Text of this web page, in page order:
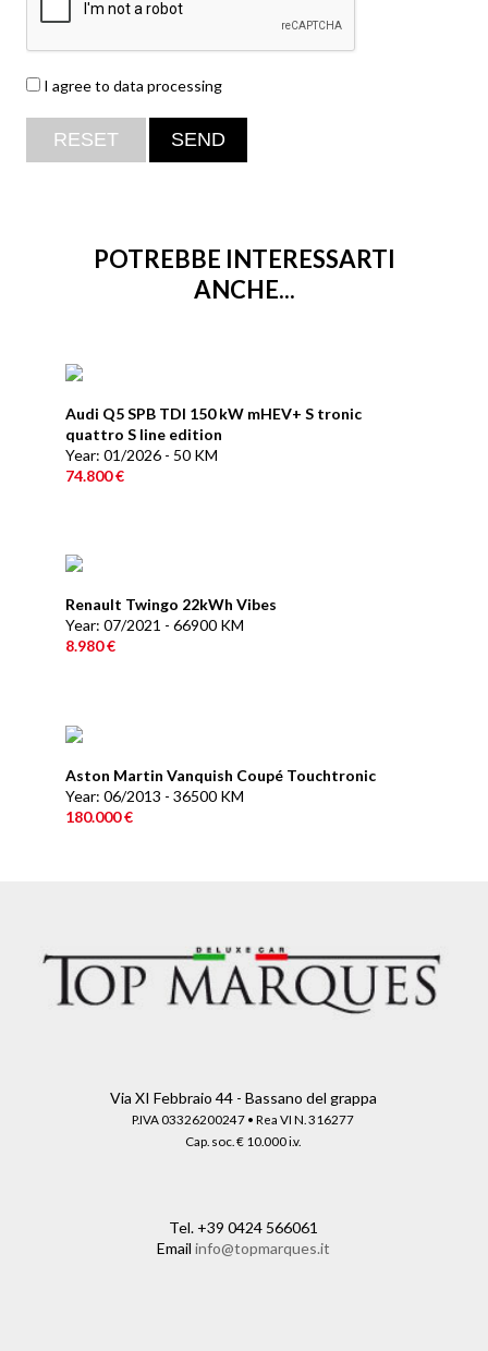
I agree to data processing
POTREBBE INTERESSARTI
ANCHE...
Audi Q5 SPB TDI 150 kW mHEV+ S tronic
quattro S line edition
Year: 01/2026 - 50 KM
74.800 €
Renault Twingo 22kWh Vibes
Year: 07/2021 - 66900 KM
8.980 €
Aston Martin Vanquish Coupé Touchtronic
Year: 06/2013 - 36500 KM
180.000 €
Via XI Febbraio 44 - Bassano del grappa
P.IVA 03326200247 • Rea VI N. 316277
Cap. soc. € 10.000 i.v.
Tel. +39 0424 566061
Email info@topmarques.it